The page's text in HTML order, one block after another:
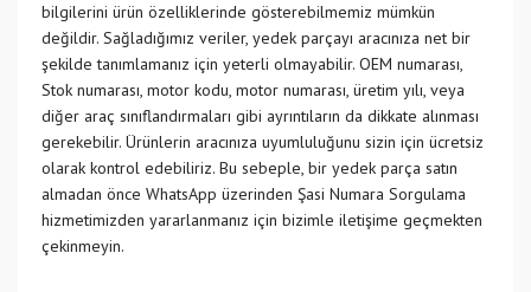
bilgilerini ürün özelliklerinde gösterebilmemiz mümkün
değildir. Sağladığımız veriler, yedek parçayı aracınıza net bir
şekilde tanımlamanız için yeterli olmayabilir. OEM numarası,
Stok numarası, motor kodu, motor numarası, üretim yılı, veya
diğer araç sınıflandırmaları gibi ayrıntıların da dikkate alınması
gerekebilir. Ürünlerin aracınıza uyumluluğunu sizin için ücretsiz
olarak kontrol edebiliriz. Bu sebeple, bir yedek parça satın
almadan önce WhatsApp üzerinden Şasi Numara Sorgulama
hizmetimizden yararlanmanız için bizimle iletişime geçmekten
çekinmeyin.